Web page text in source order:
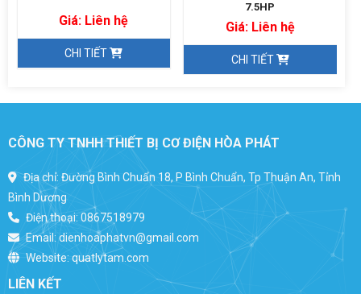
Giá: Liên hệ
CHI TIẾT
7.5HP
Giá: Liên hệ
CHI TIẾT
CÔNG TY TNHH THIẾT BỊ CƠ ĐIỆN HÒA PHÁT
Địa chỉ: Đường Bình Chuẩn 18, P Bình Chuẩn, Tp Thuận An, Tỉnh
Bình Dương
Điện thoại:0867518979
Email: dienhoaphatvn@gmail.com
Website:quatlytam.com
LIÊN KẾT